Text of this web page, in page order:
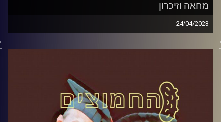
מחאה וזיכרון
24/04/2023
המערכת הפוליטית על ספת הפסיכולוג, עם פרופסור בועז בן-
דוד ופרופסור גלעד הירשברגר.